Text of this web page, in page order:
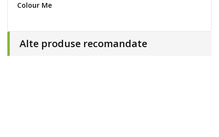
Colour Me
Alte produse recomandate